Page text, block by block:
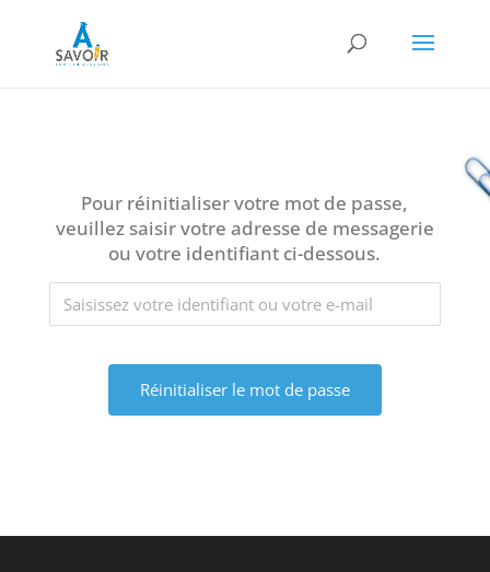
Pour réinitialiser votre mot de passe,
veuillez saisir votre adresse de messagerie
ou votre identifiant ci-dessous.